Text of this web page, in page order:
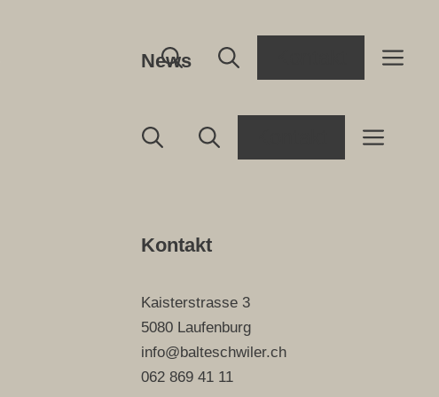
News
Kontakt
Kaisterstrasse 3
5080 Laufenburg
info@balteschwiler.ch
062 869 41 11